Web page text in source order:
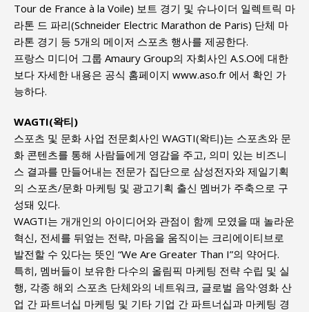
Tour de France à la Voile) 보트 경기 및 슈나이더 일렉트릭 마
라톤 드 파리(Schneider Electric Marathon de Paris) 단체 마
라톤 경기 등 5개의 메이저 스포츠 행사를 제공한다.
프랑스 미디어 그룹 Amaury Group의 자회사인 A.S.O에 대한
보다 자세한 내용은 공식 홈페이지 www.aso.fr 에서 확인 가
능하다.
WAGTI(왁티)
스포츠 및 문화 사업 전문회사인 WAGTI(왁티)는 스포츠와 문
화 콘텐츠를 통해 사람들에게 영감을 주고, 의미 있는 비즈니
스 결과를 만들어내는 전문가 집단으로 삼성전자와 제일기획
의 스포츠/문화 마케팅 및 광고기획 출신 멤버가 주축으로 구
성돼 있다.
WAGTI는 개개인의 아이디어와 관점이 함께 모였을 때 놀라운
혁신, 전세를 뒤엎는 전략, 마음을 움직이는 크리에이티브로
발전할 수 있다는 뜻인 “We Are Greater Than I”의 약어다.
특히, 멤버들이 보유한 다수의 올림픽 마케팅 전략 수립 및 실
행, 각종 해외 스포츠 단체와의 네트워크, 글로벌 음악·영화 산
업 간 파트너십 마케팅 및 기타 기업 간 파트너십과 마케팅 경